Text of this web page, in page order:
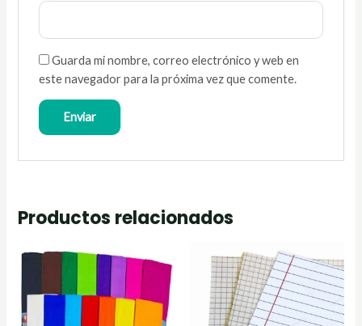
Guarda mi nombre, correo electrónico y web en
este navegador para la próxima vez que comente.
Productos relacionados